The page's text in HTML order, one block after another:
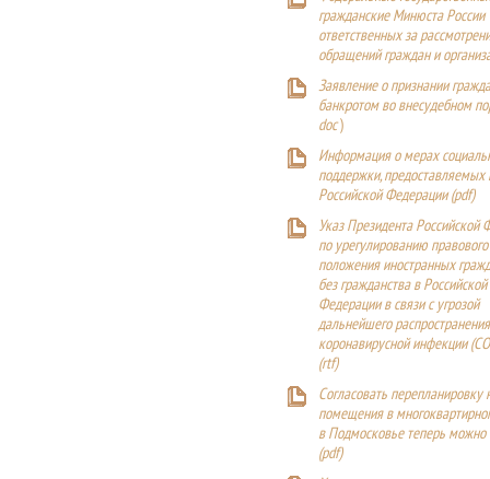
гражданские Минюста России
ответственных за
обращений граждан и
Заявление о признании
банкротом во внесудебном
doc)
Информация о мерах
поддержки,
Российской Федерации (pdf)
Указ Президента Российской
по урегулированию правового
положения иностранных
без гражданства в Российской
Федерации в связи с угрозой
дальнейшего
коронавирусной инфекции
(rtf)
Согласовать перепланировку
помещения в
в Подмосковье теперь можно
(pdf)